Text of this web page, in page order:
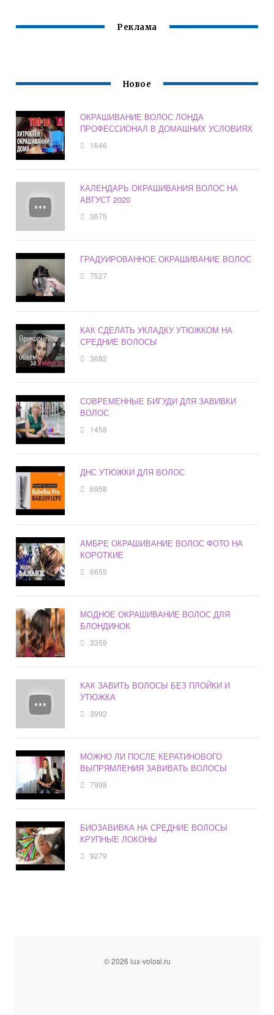
Реклама
Новое
ОКРАШИВАНИЕ ВОЛОС ЛОНДА
ПРОФЕССИОНАЛ В ДОМАШНИХ УСЛОВИЯХ
1646
КАЛЕНДАРЬ ОКРАШИВАНИЯ ВОЛОС НА
АВГУСТ 2020
3675
ГРАДУИРОВАННОЕ ОКРАШИВАНИЕ ВОЛОС
7527
КАК СДЕЛАТЬ УКЛАДКУ УТЮЖКОМ НА
СРЕДНИЕ ВОЛОСЫ
3682
СОВРЕМЕННЫЕ БИГУДИ ДЛЯ ЗАВИВКИ
ВОЛОС
1458
ДНС УТЮЖКИ ДЛЯ ВОЛОС
6958
АМБРЕ ОКРАШИВАНИЕ ВОЛОС ФОТО НА
КОРОТКИЕ
6655
МОДНОЕ ОКРАШИВАНИЕ ВОЛОС ДЛЯ
БЛОНДИНОК
3359
КАК ЗАВИТЬ ВОЛОСЫ БЕЗ ПЛОЙКИ И
УТЮЖКА
3992
МОЖНО ЛИ ПОСЛЕ КЕРАТИНОВОГО
ВЫПРЯМЛЕНИЯ ЗАВИВАТЬ ВОЛОСЫ
7998
БИОЗАВИВКА НА СРЕДНИЕ ВОЛОСЫ
КРУПНЫЕ ЛОКОНЫ
9279
© 2026 lux-volosi.ru